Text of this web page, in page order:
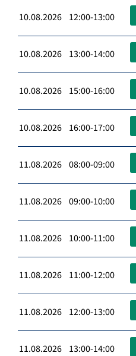
10.08.2026 12:00-13:00
10.08.2026 13:00-14:00
10.08.2026 15:00-16:00
10.08.2026 16:00-17:00
11.08.2026 08:00-09:00
11.08.2026 09:00-10:00
11.08.2026 10:00-11:00
11.08.2026 11:00-12:00
11.08.2026 12:00-13:00
11.08.2026 13:00-14:00